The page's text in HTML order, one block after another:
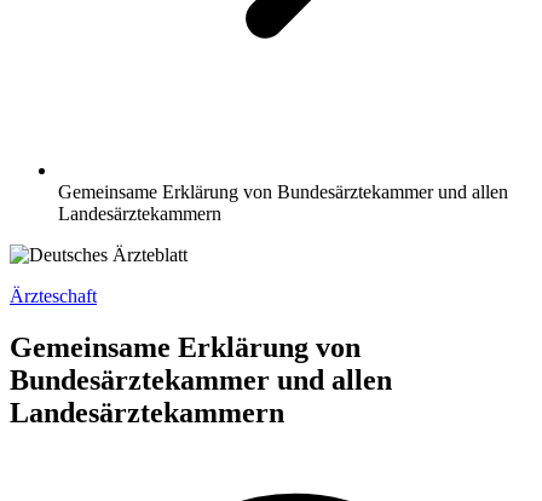
Gemeinsame Erklärung von Bundesärztekammer und allen
Landesärztekammern
Ärzteschaft
Gemeinsame Erklärung von
Bundesärztekammer und allen
Landesärztekammern